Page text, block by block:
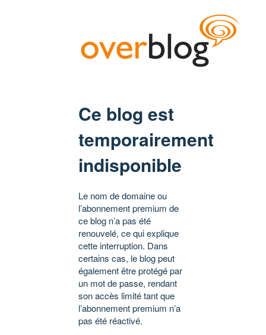
Ce blog est
temporairement
indisponible
Le nom de domaine ou
l’abonnement premium de
ce blog n’a pas été
renouvelé, ce qui explique
cette interruption. Dans
certains cas, le blog peut
également être protégé par
un mot de passe, rendant
son accès limité tant que
l’abonnement premium n’a
pas été réactivé.